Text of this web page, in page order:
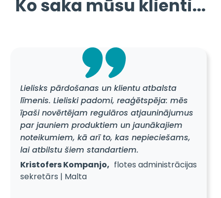
Lielisks pārdošanas un klientu atbalsta
līmenis. Lieliski padomi, reaģētspēja: mēs
īpaši novērtējam regulāros atjauninājumus
par jauniem produktiem un jaunākajiem
noteikumiem, kā arī to, kas nepieciešams,
lai atbilstu šiem standartiem.
Kristofers Kompanjo,
flotes administrācijas
sekretārs | Malta